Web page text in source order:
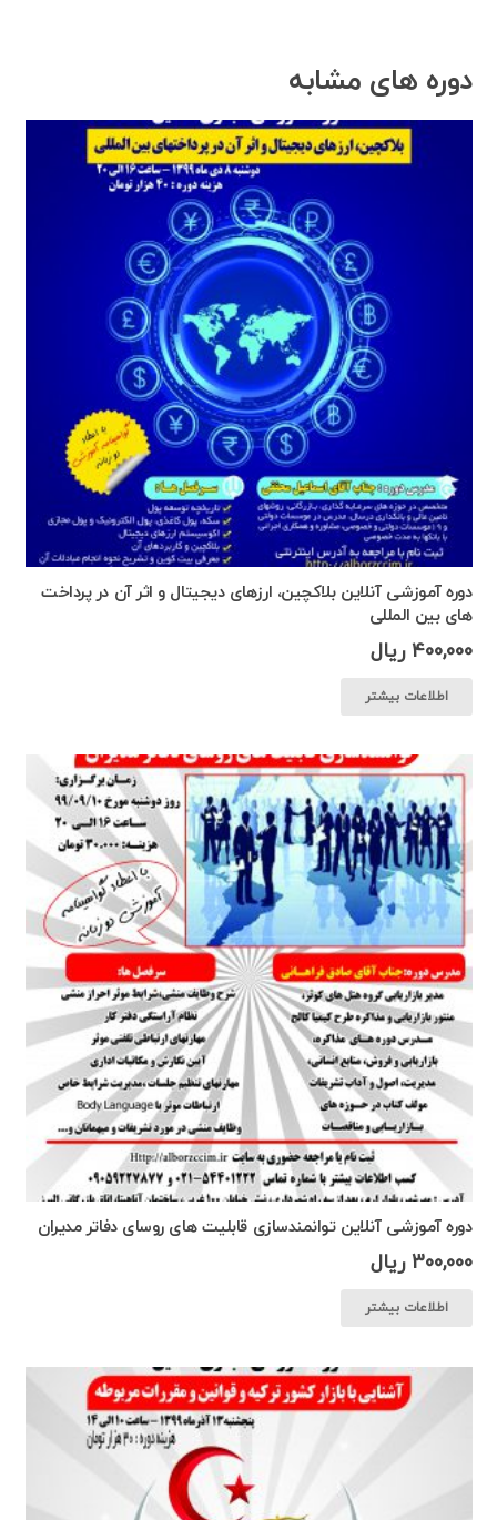
دوره های مشابه
دوره آموزشی آنلاین بلاکچین، ارزهای دیجیتال و اثر آن در پرداخت
های بین المللی
400,000 ریال
اطلاعات بیشتر
دوره آموزشی آنلاین توانمندسازی قابلیت های روسای دفاتر مدیران
300,000 ریال
اطلاعات بیشتر